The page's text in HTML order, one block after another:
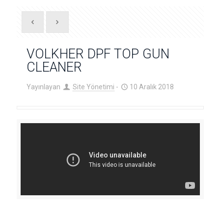
VOLKHER DPF TOP GUN
CLEANER
Yayınlayan Site Yönetimi - 10 Aralık 2018